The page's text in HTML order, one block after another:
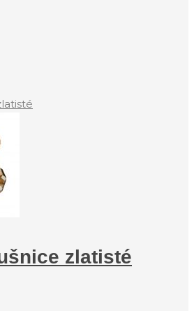
zlatisté